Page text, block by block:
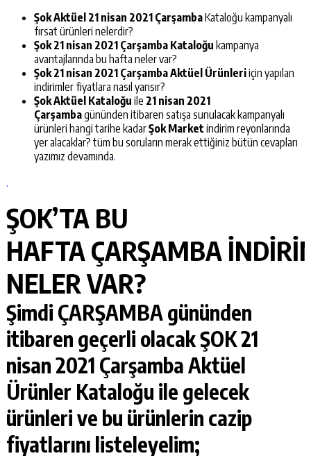
Şok Aktüel 21 nisan 2021 ÇarşambaKataloğu kampanyalı
fırsat ürünleri nelerdir?
Şok 21 nisan 2021 Çarşamba Kataloğu kampanya
avantajlarında bu hafta neler var?
Şok 21 nisan 2021 Çarşamba Aktüel Ürünleriiçin yapılan
indirimler fiyatlara nasıl yansır?
Şok Aktüel Kataloğu ile 21 nisan 2021
Çarşambagününden itibaren satışa sunulacak kampanyalı
ürünleri hangi tarihe kadarŞok Market indirim reyonlarında
yer alacaklar? tüm bu soruların merak ettiğiniz bütün cevapları
yazımız devamında.
.
ŞOK’TA BU
HAFTA ÇARŞAMBA
NELER VAR?
Şimdi ÇARŞAMBAgününden
itibaren geçerli olacakŞOK 21
nisan 2021 ÇarşambaAktüel
Ürünler Kataloğu ile gelecek
ürünleri ve bu ürünlerin cazip
fiyatlarını listeleyelim;